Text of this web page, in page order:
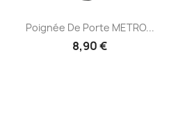
Aperçu rapide
Poignée De Porte METRO...
8,90 €